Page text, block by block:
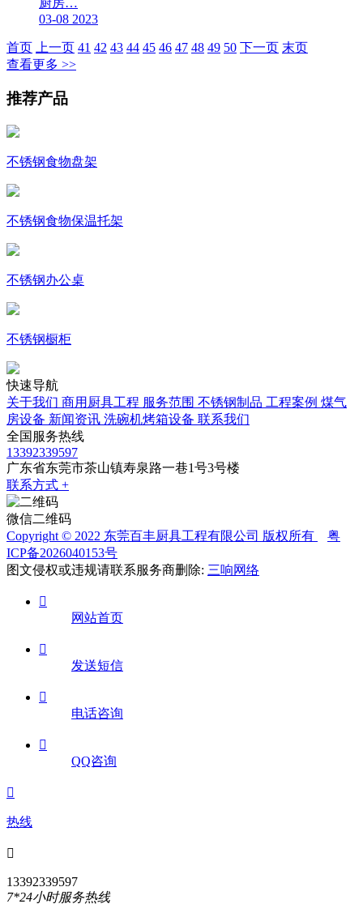
03-08 2023
首页 上一页 41 42 43 44 45 46 47 48 49 50 下一页 末页
查看更多 >>
推荐产品
不锈钢食物盘架
不锈钢食物保温托架
不锈钢办公桌
不锈钢橱柜
快速导航
关于我们 商用厨具工程 服务范围 不锈钢制品 工程案例 煤气
房设备 新闻资讯 洗碗机烤箱设备 联系我们
全国服务热线
13392339597
广东省东莞市茶山镇寿泉路一巷1号3号楼
联系方式 +
微信二维码
Copyright © 2022 东莞百丰厨具工程有限公司 版权所有
粤
ICP备2026040153号
图文侵权或违规请联系服务商删除: 三响网络

网站首页

发送短信

电话咨询

QQ咨询

热线

13392339597
7*24小时服务热线